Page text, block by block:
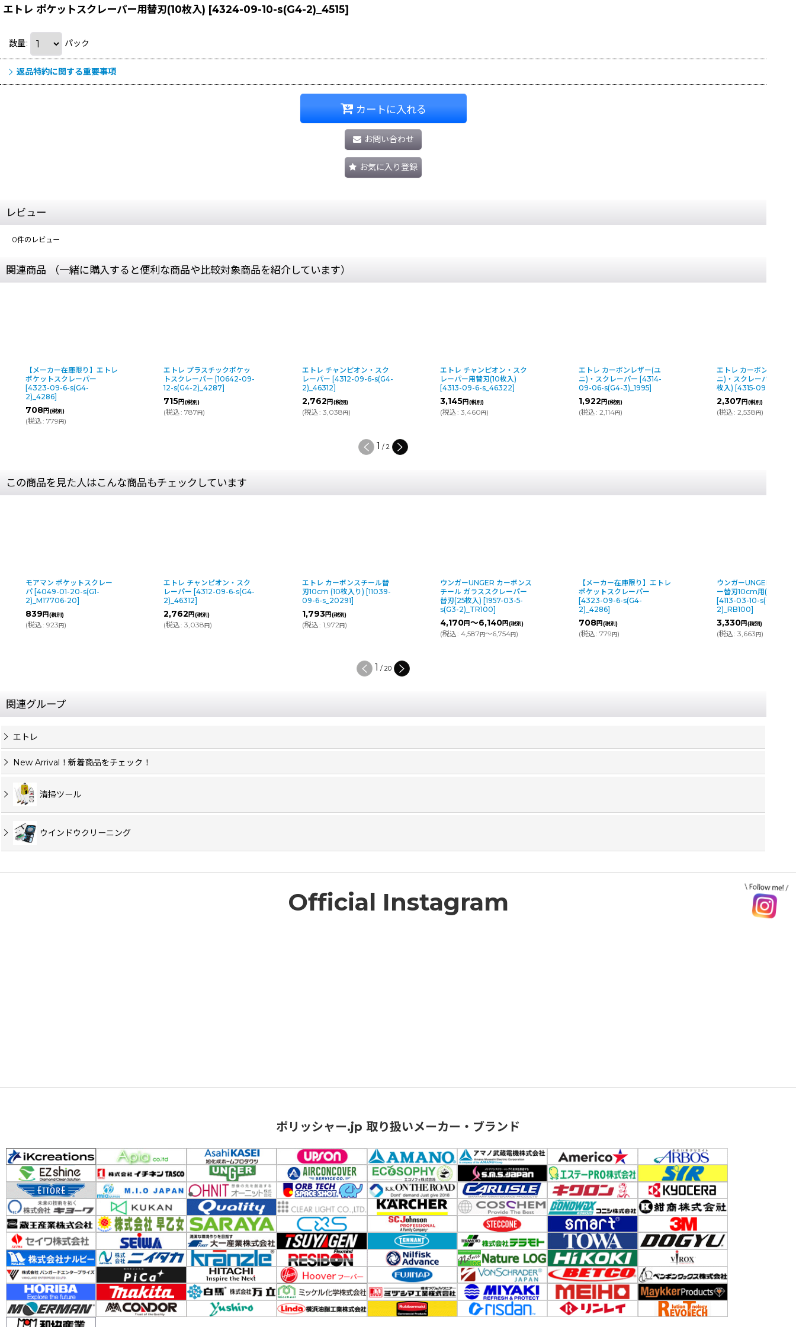
エトレ ポケットスクレーパー用替刃(10枚入) [4324-09-10-s(G4-2)_4515]
数量: パック
返品特約に関する重要事項
カートに入れる
お問い合わせ
お気に入り登録
レビュー
0件のレビュー
関連商品 （一緒に購入すると便利な商品や比較対象商品を紹介しています）
限り】エトレ
ーパー
エトレ プラスチックポケッ
トスクレーパー
10642-09-
エトレ チャンピオン・スク
レーパー
4312-09-6-s(G4-
エトレ チャンピオン・スク
レーパー用替刃(10枚入)
4313-09-6-s_46322]
エトレ カーボンレザー(ユ
ニ)・スクレーパー
4314-
09-06-s(G4-3)_1995]
エトレ カーボンレザー(ユ
ニ)・スクレーパー用替刃(10
枚入)
4315-09-6-s_1999]
2 /2
この商品を見た人はこんな商品もチェックしています
モアマン ポケットスクレー
パ [4049-01-20-s(G1-
2)_M17706-20]
839 円(税別)
(税込: 923円)
エトレ チャンピオン・スク
レーパー [4312-09-6-s(G4-
2)_46312]
2,762円(税別)
(税込: 3,038円)
エトレ カーボンスチール替
刃10cm (10枚入り) [11039-
09-6-s_20291]
1,793円(税別)
(税込: 1,972円)
ウンガーUNGER カーボンス
チール ガラススクレーパー
替刃(25枚入) [1957-03-5-
s(G3-2)_TR100]
4,170円～6,140円(税別)
(税込: 4,587円～6,754円)
【メーカー在庫限り】エトレ
ポケットスクレーパー
[4323-09-6-s(G4-
2)_4286]
708円(税別)
(税込: 779円)
ウンガーUNGER スクレ
ー替刃10cm用(10枚入)
[4113-03-10-s(G3-
2)_RB100]
3,330円(税別)
(税込: 3,663円)
1 / 20
関連グループ
エトレ
New Arrival！新着商品をチェック！
清掃ツール
ウインドウクリーニング
Official Instagram
ポリッシャー.jp 取り扱いメーカー・ブランド